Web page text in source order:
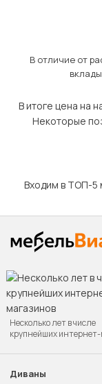
В отличие от
В итоге цена на
Некоторые
Входим в ТОП-5
Несколько лет в числе
крупнейших
Диваны